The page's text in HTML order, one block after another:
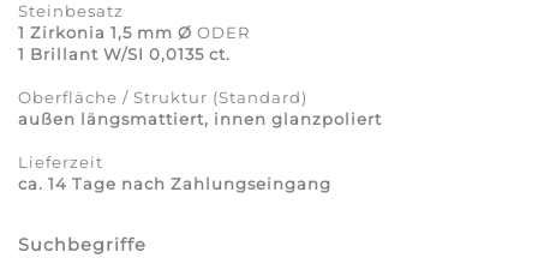
Steinbesatz
1 Zirkonia 1,5 mm Ø ODER
1 Brillant W/SI 0,0135 ct.
Oberfläche / Struktur (Standard)
außen längsmattiert, innen glanzpoliert
Lieferzeit
ca. 14 Tage nach Zahlungseingang
Suchbegriffe